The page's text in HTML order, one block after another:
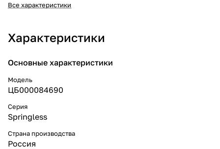
Все характеристики
Характеристики
Основные характеристики
Модель
ЦБ000084690
Серия
Springless
Страна производства
Россия